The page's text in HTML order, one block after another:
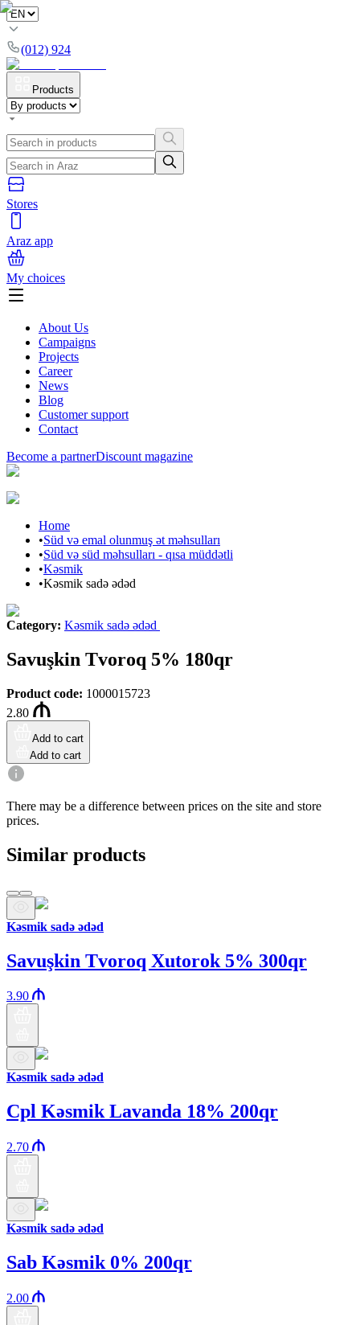
(012) 924
Products
Stores
Araz app
My choices
About Us
Campaigns
Projects
Career
News
Blog
Customer support
Contact
Become a partnerDiscount magazine
Home
•Süd və emal olunmuş ət məhsulları
•Süd və süd məhsulları - qısa müddətli
•Kəsmik
•Kəsmik sadə ədəd
Category: Kəsmik sadə ədəd
Savuşkin Tvoroq 5% 180qr
Product code: 1000015723
2.80
Add to cart
Add to cart
There may be a difference between prices on the site and store
prices.
Similar products
Kəsmik sadə ədəd
Savuşkin Tvoroq Xutorok 5% 300qr
3.90
Kəsmik sadə ədəd
Cpl Kəsmik Lavanda 18% 200qr
2.70
Kəsmik sadə ədəd
Sab Kəsmik 0% 200qr
2.00